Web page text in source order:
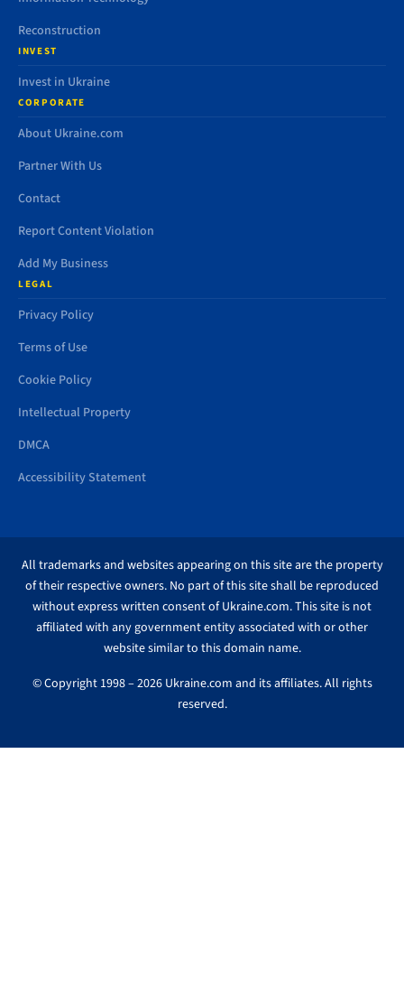
Reconstruction
INVEST
Invest in Ukraine
CORPORATE
About Ukraine.com
Partner With Us
Contact
Report Content Violation
Add My Business
LEGAL
Privacy Policy
Terms of Use
Cookie Policy
Intellectual Property
DMCA
Accessibility Statement
All trademarks and websites appearing on this site are the property
of their respective owners. No part of this site shall be reproduced
without express written consent of Ukraine.com. This site is not
affiliated with any government entity associated with or other
website similar to this domain name.
© Copyright 1998 – 2026 Ukraine.com and its affiliates. All rights
reserved.